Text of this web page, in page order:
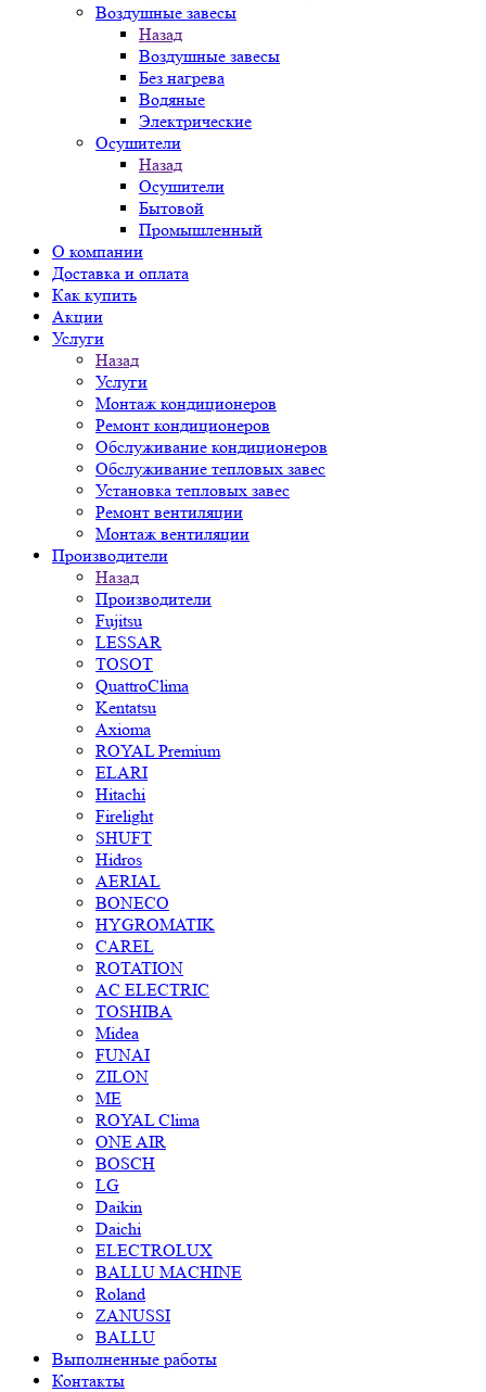
Воздушные завесы
Назад
Воздушные завесы
Без нагрева
Водяные
Электрические
Осушители
Назад
Осушители
Бытовой
Промышленный
О компании
Доставка и оплата
Как купить
Акции
Услуги
Назад
Услуги
Монтаж кондиционеров
Ремонт кондиционеров
Обслуживание кондиционеров
Обслуживание тепловых завес
Установка тепловых завес
Ремонт вентиляции
Монтаж вентиляции
Производители
Назад
Производители
Fujitsu
LESSAR
TOSOT
QuattroClima
Kentatsu
Axioma
ROYAL Premium
ELARI
Hitachi
Firelight
SHUFT
Hidros
AERIAL
BONECO
HYGROMATIK
CAREL
ROTATION
AC ELECTRIC
TOSHIBA
Midea
FUNAI
ZILON
ME
ROYAL Clima
ONE AIR
BOSCH
LG
Daikin
Daichi
ELECTROLUX
BALLU MACHINE
Roland
ZANUSSI
BALLU
Выполненные работы
Контакты